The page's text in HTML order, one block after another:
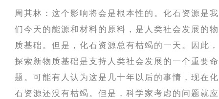
周其林：这个影响将会是根本性的。化石资源是我
们今天的能源和材料的原料，是人类社会发展的物
质基础。但是，化石资源总有枯竭的一天。因此，
探索新物质基础是支持人类社会发展的一个重要命
题。可能有人认为这是几十年以后的事情，现在化
石资源还没有枯竭。但是，科学家考虑的问题就应